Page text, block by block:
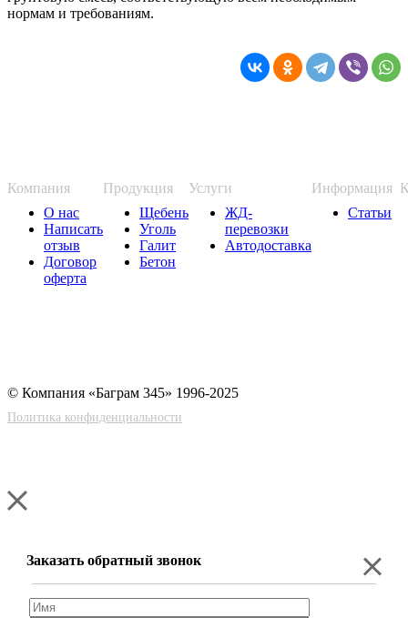
нормам и требованиям.
Компания
О нас
Написать
отзыв
Договор
оферта
Продукция
Щебень
Уголь
Галит
Бетон
Услуги
ЖД-
перевозки
Автодоставка
Информация
Статьи
© Компания «Баграм 345» 1996-2025
Политика конфиденциальности
Заказать обратный звонок